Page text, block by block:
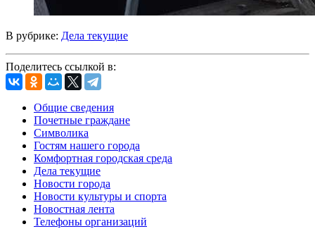
В рубрике: Дела текущие
Поделитесь ссылкой в:
Общие сведения
Почетные граждане
Символика
Гостям нашего города
Комфортная городская среда
Дела текущие
Новости города
Новости культуры и спорта
Новостная лента
Телефоны организаций